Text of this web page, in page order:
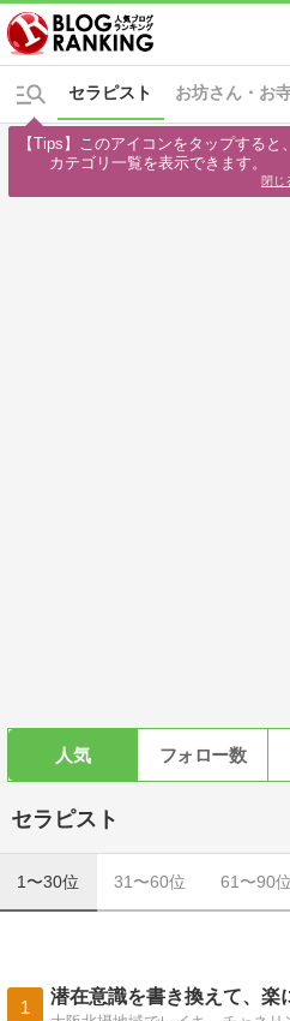
お坊さん・お
セラピスト
人気 フォロー数
セラピスト
1〜30位 31〜60位 61〜90位
1
【Tips】このアイコンをタップすると、
カテゴリ一覧を表示できます。
閉じ